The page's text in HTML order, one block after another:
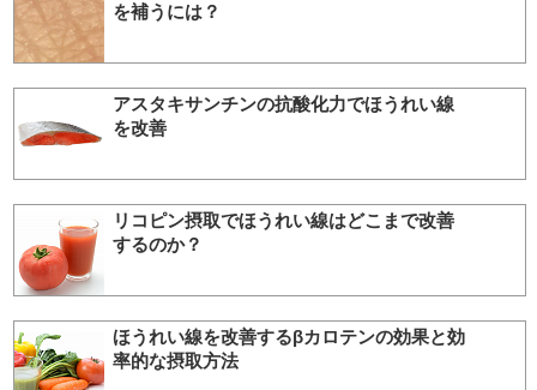
を補うには？
アスタキサンチンの抗酸化力でほうれい線
を改善
リコピン摂取でほうれい線はどこまで改善
するのか？
ほうれい線を改善するβカロテンの効果と効
率的な摂取方法